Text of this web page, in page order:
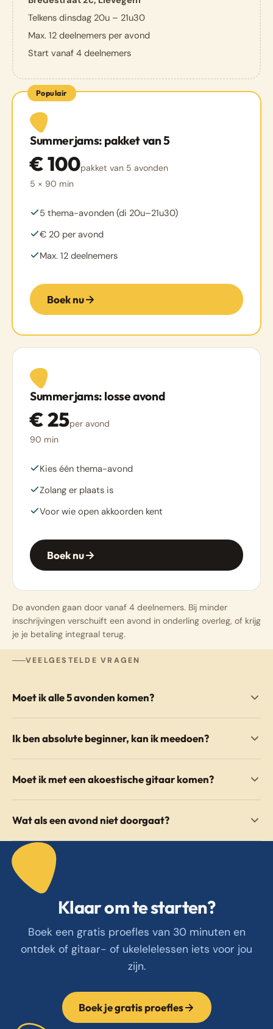
Telkens dinsdag 20u – 21u30
Max. 12 deelnemers per avond
Start vanaf 4 deelnemers
Populair
Summerjams: pakket van 5
€ 100pakket van 5 avonden
5 × 90 min
5 thema-avonden (di 20u–21u30)
€ 20 per avond
Max. 12 deelnemers
Boek nu
Summerjams: losse avond
€ 25per avond
90 min
Kies één thema-avond
Zolang er plaats is
Voor wie open akkoorden kent
Boek nu
De avonden gaan door vanaf 4 deelnemers. Bij minder
inschrijvingen verschuift een avond in onderling overleg, of krijg
je je betaling integraal terug.
VEELGESTELDE VRAGEN
Moet ik alle 5 avonden komen?
Ik ben absolute beginner, kan ik meedoen?
Moet ik met een akoestische gitaar komen?
Wat als een avond niet doorgaat?
Klaar om te starten?
Boek een gratis proefles van 30 minuten en
ontdek of gitaar- of ukelelelessen iets voor jou
zijn.
Boek je gratis proefles